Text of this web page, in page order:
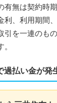
有無は契約時
利、利用期間
引を一連のも
過払い金が発